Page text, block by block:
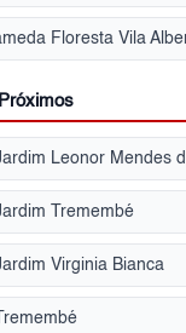
Floresta Vila
Leonor Mendes
Tremembé
Virginia Bianca